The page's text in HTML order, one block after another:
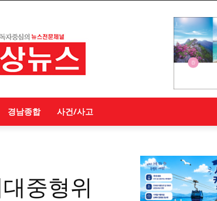
경남종합 사건/사고
중형위